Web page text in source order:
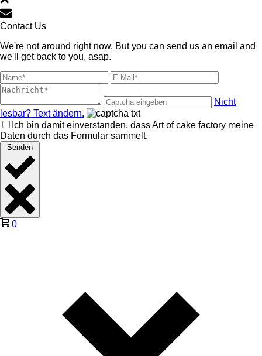
Contact Us
We're not around right now. But you can send us an email and
we'll get back to you, asap.
Nicht
lesbar? Text ändern.
Ich bin damit einverstanden, dass Art of cake factory meine
Daten durch das Formular sammelt.
Senden
0